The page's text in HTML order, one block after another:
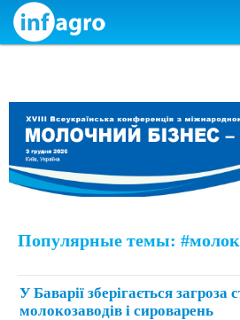
Skip to content
Популярные темы:
У Баварії зберігається загроза
молокозаводів і сироварень